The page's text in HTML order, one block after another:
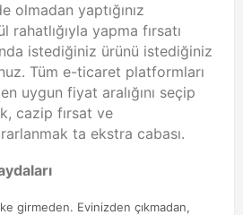
olmadan yaptığınız
rahatlığıyla yapma fırsatı
istediğiniz ürünü istediğiniz
Tüm e-ticaret platformları
uygun fiyat aralığını seçip
cazip fırsat ve
ta ekstra cabası.
girmeden. Evinizden çıkmadan,